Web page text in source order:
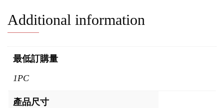
Additional information
最低訂購量
1PC
產品尺寸